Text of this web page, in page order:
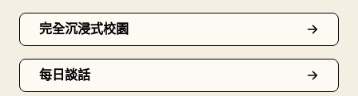
完全沉浸式校園
每日談話